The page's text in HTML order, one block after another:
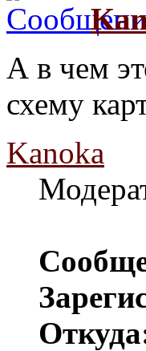
А в чем
схему
Kanoka